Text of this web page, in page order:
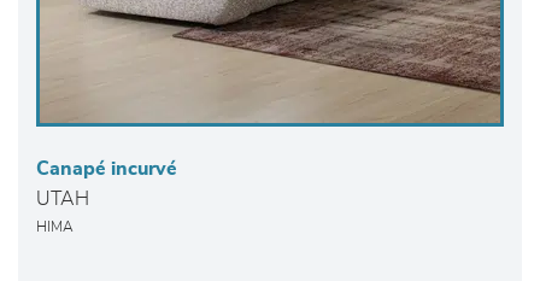
Canapé incurvé
UTAH
HIMA